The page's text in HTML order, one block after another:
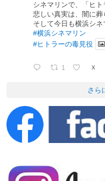
シネマリンで、「ヒト
悲しい真実は、闇に葬
そして今日も横浜シネ
#横浜シネマリン
#ヒトラーの毒見役
1 X
さら